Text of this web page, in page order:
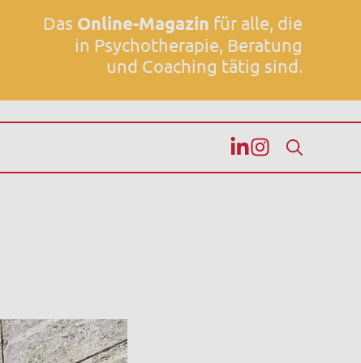
Das Online-Magazin für alle, die
in Psychotherapie, Beratung
und Coaching tätig sind.